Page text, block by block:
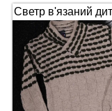
Светр в'язаний
1157,